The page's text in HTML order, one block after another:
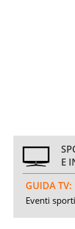
E
GUIDA TV:
Eventi